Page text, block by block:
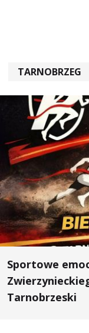
TARNOBRZEG
Sportowe
Tarnobrzeski